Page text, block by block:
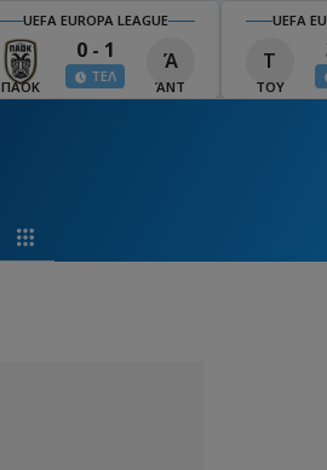
UEFA EUROPA LEAGUE
ΠΑΟΚ
0 - 1
ΤΕΛ
Ά
ΆΝΤ
UEFA
Τ
ΤΟΥ